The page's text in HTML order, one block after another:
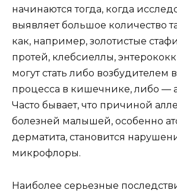
начинаются тогда, когда
выявляет большое количество
как, например, золотистые
протей, клебсиеллы,
могут стать либо возбудителем
процесса в кишечнике, либо —
Часто бывает, что причиной
болезней малышей, особенно
дерматита, становится
микрофлоры.
Наиболее серьезные